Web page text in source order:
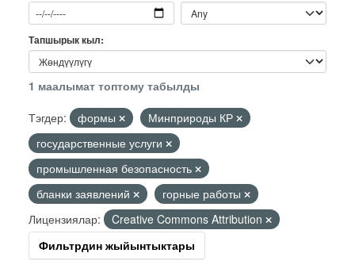
Тапшырык кыл
1 маалымат топтому табылды
Тэгдер:
формы
Минприроды КР
государственные услуги
промышленная безопасность
бланки заявлений
горные работы
Лицензиялар:
Creative Commons Attribution
Фильтрдин жыйынтыктары